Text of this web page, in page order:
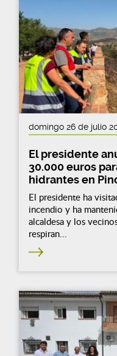
domingo 26 de julio
El presidente
30.000 euros
hidrantes en
El presidente ha
incendio y ha
alcaldesa y los
respiran...